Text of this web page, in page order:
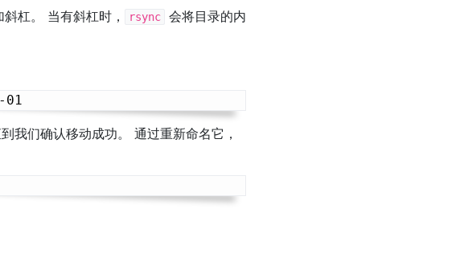
杠。 当有斜杠时， rsync
会将目录的内
我们确认移动成功。 通过重新命名它，